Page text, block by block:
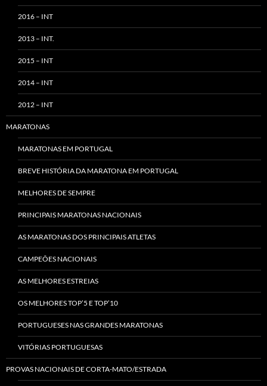
2016 – INT
2013 – INT.
2015 – INT
2014 – INT
2012 – INT
MARATONAS
MARATONAS EM PORTUGAL
BREVE HISTÓRIA DA MARATONA EM PORTUGAL
MELHORES DE SEMPRE
PRINCIPAIS MARATONAS NACIONAIS
AS MARATONAS DOS PRINCIPAIS ATLETAS
CAMPEÕES NACIONAIS
AS MELHORES ESTREIAS
OS MELHORES TOP’5 E TOP’10
PORTUGUESES NAS GRANDES MARATONAS
VITÓRIAS PORTUGUESAS
PROVAS NACIONAIS DE CORTA-MATO/ESTRADA